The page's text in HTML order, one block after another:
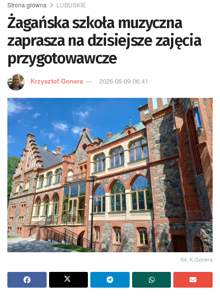
Strona główna LUBUSKIE
Żagańska szkoła muzyczna
zaprasza na dzisiejsze zajęcia
przygotowawcze
Krzysztof Gonera 2026-06-09 06:41
fot. K.Gonera